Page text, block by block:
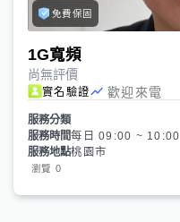
免費保固
1G寬頻
尚無評價
實名驗證 歡迎來電
服務分類
服務時間每日 09:00 ~ 10:00
服務地點桃園市
瀏覽 0